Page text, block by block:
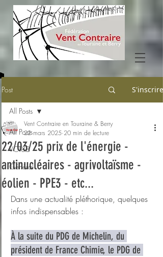
Post S'inscrire
All Posts
VCT&B
Général
All Posts
22/03/25 prix de l'énergie -
antinucléaires - agrivoltaïsme -
éolien - PPE3 - etc...
Vent Contraire en Touraine & Berry
22 mars 2025 20 min de lecture
Dans une actualité pléthorique, quelques
infos indispensables :
À la suite du PDG de Michelin, du
président de France Chimie, le PDG de